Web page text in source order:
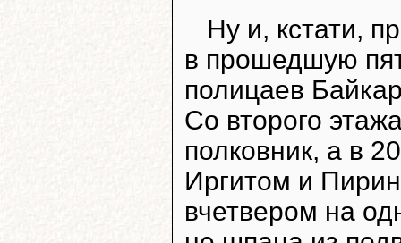
Ну и, кстати,
в прошедшую
полицаев
Со второго
полковник, а в
Иргитом и
вчетвером на